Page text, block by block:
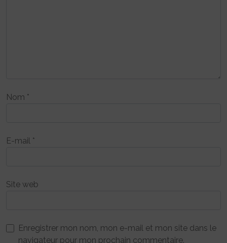
Nom *
E-mail *
Site web
Enregistrer mon nom, mon e-mail et mon site dans le
navigateur pour mon prochain commentaire.